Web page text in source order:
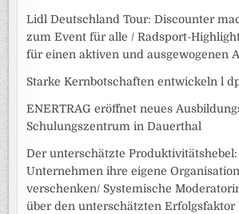
Lidl Deutschland Tour: Discounter
zum Event für alle / Radsport-
für einen aktiven und ausgewogenen
Starke Kernbotschaften entwickeln l
ENERTRAG eröffnet neues
Schulungszentrum in Dauerthal
Der unterschätzte
Unternehmen ihre eigene
verschenken/ Systemische
über den unterschätzten Erfolgsfaktor